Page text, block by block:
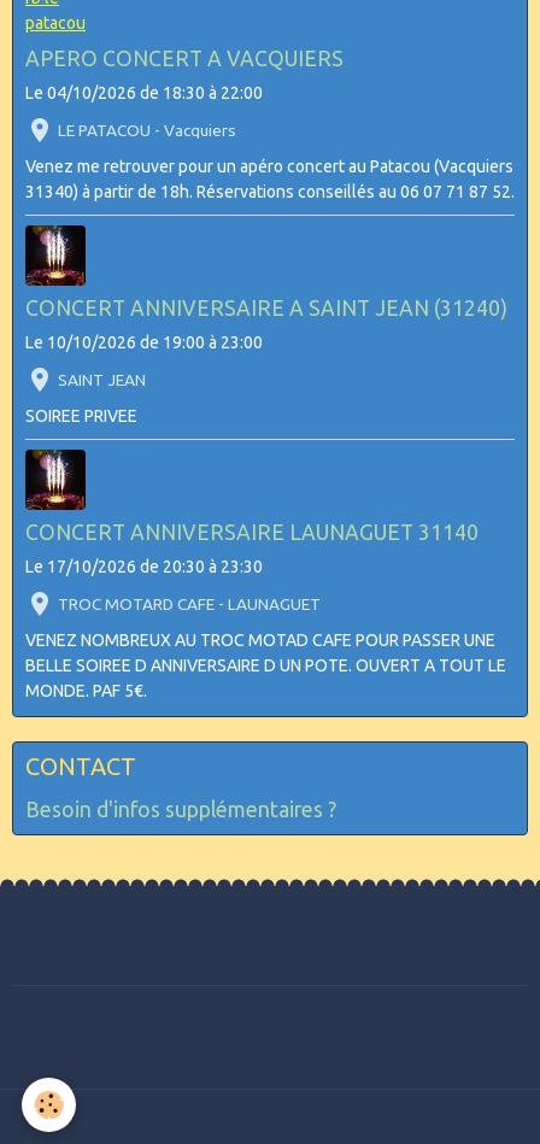
APERO CONCERT A VACQUIERS
Le 04/10/2026 de 18:30 à 22:00
LE PATACOU - Vacquiers
Venez me retrouver pour un apéro concert au Patacou (Vacquiers
31340) à partir de 18h. Réservations conseillés au 06 07 71 87 52.
CONCERT ANNIVERSAIRE A SAINT JEAN (31240)
Le 10/10/2026 de 19:00 à 23:00
SAINT JEAN
SOIREE PRIVEE
CONCERT ANNIVERSAIRE LAUNAGUET 31140
Le 17/10/2026 de 20:30 à 23:30
TROC MOTARD CAFE - LAUNAGUET
VENEZ NOMBREUX AU TROC MOTAD CAFE POUR PASSER UNE
BELLE SOIREE D ANNIVERSAIRE D UN POTE. OUVERT A TOUT LE
MONDE. PAF 5€.
CONTACT
Besoin d'infos supplémentaires ?